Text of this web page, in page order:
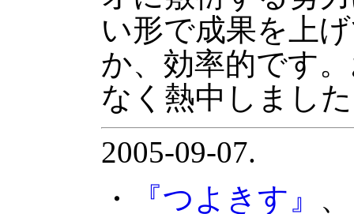
い形で成果を上
か、効率的です
なく熱中しまし
2005-09-07.
・
『つよきす』